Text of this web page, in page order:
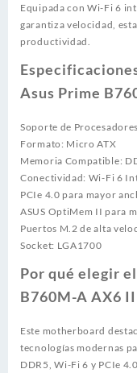
Equipada con Wi-Fi 6
garantiza velocidad,
productividad.
Asus Prime
Soporte de
Formato: Micro ATX
Memoria Compatible:
Conectividad: Wi-Fi 6
PCIe 4.0 para mayor
ASUS OptiMem II para
Puertos M.2 de alta
Socket: LGA1700
Por qué elegir
B760M-A AX6
Este motherboard
tecnologías modernas
DDR5, Wi-Fi 6 y PCIe